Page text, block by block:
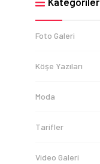
Foto Galeri
Köşe Yazıları
Moda
Tarifler
Video Galeri